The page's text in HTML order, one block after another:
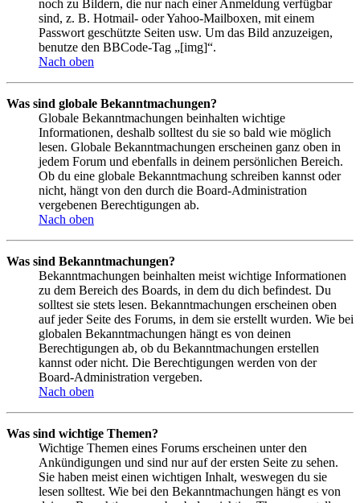
noch zu Bildern, die nur nach einer Anmeldung verfügbar
sind, z. B. Hotmail- oder Yahoo-Mailboxen, mit einem
Passwort geschützte Seiten usw. Um das Bild anzuzeigen,
benutze den BBCode-Tag „[img]“.
Nach oben
Was sind globale Bekanntmachungen?
Globale Bekanntmachungen beinhalten wichtige
Informationen, deshalb solltest du sie so bald wie möglich
lesen. Globale Bekanntmachungen erscheinen ganz oben in
jedem Forum und ebenfalls in deinem persönlichen Bereich.
Ob du eine globale Bekanntmachung schreiben kannst oder
nicht, hängt von den durch die Board-Administration
vergebenen Berechtigungen ab.
Nach oben
Was sind Bekanntmachungen?
Bekanntmachungen beinhalten meist wichtige Informationen
zu dem Bereich des Boards, in dem du dich befindest. Du
solltest sie stets lesen. Bekanntmachungen erscheinen oben
auf jeder Seite des Forums, in dem sie erstellt wurden. Wie bei
globalen Bekanntmachungen hängt es von deinen
Berechtigungen ab, ob du Bekanntmachungen erstellen
kannst oder nicht. Die Berechtigungen werden von der
Board-Administration vergeben.
Nach oben
Was sind wichtige Themen?
Wichtige Themen eines Forums erscheinen unter den
Ankündigungen und sind nur auf der ersten Seite zu sehen.
Sie haben meist einen wichtigen Inhalt, weswegen du sie
lesen solltest. Wie bei den Bekanntmachungen hängt es von